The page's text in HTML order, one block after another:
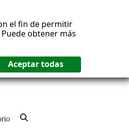
el fin de permitir
obtener más